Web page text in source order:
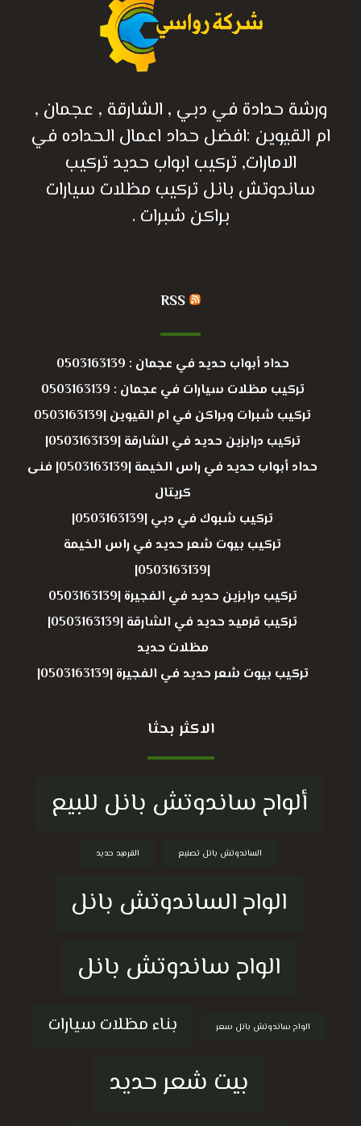
ورشة حدادة في دبي , الشارقة , عجمان ,
ام القيوين :افضل حداد اعمال الحداده في
الامارات, تركيب ابواب حديد تركيب
ساندوتش بانل تركيب مظلات سيارات
براكن شبرات .
RSS
حداد أبواب حديد في عجمان : 0503163139
تركيب مظلات سيارات في عجمان : 0503163139
تركيب شبرات وبراكن في ام القيوين |0503163139
تركيب درابزين حديد في الشارقة |0503163139|
حداد أبواب حديد في راس الخيمة |0503163139| فنى
كريتال
تركيب شبوك في دبي |0503163139|
تركيب بيوت شعر حديد في راس الخيمة
|0503163139|
تركيب درابزين حديد في الفجيرة |0503163139
تركيب قرميد حديد في الشارقة |0503163139|
مظلات حديد
تركيب بيوت شعر حديد في الفجيرة |0503163139|
الاكثر بحثا
ألواح ساندوتش بانل للبيع
الساندوتش بانل تصنيع القرميد حديد
الواح الساندوتش بانل
الواح ساندوتش بانل
الواح ساندوتش بانل سعر بناء مظلات سيارات
بيت شعر حديد